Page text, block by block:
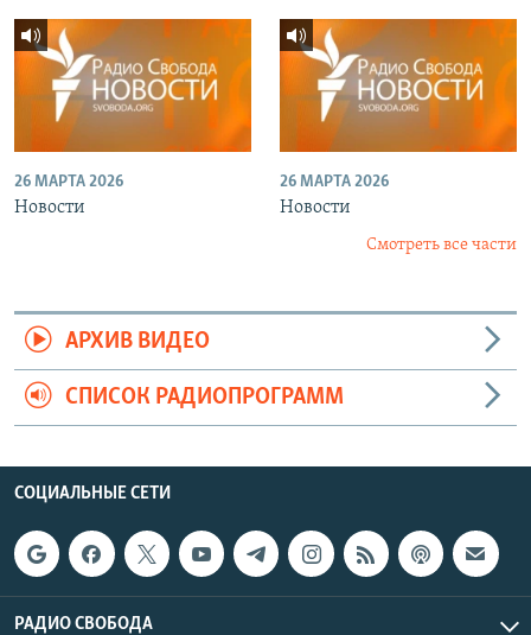
26 МАРТА 2026
Новости
26 МАРТА 2026
Новости
Смотреть все части
АРХИВ ВИДЕО
СПИСОК РАДИОПРОГРАММ
СОЦИАЛЬНЫЕ СЕТИ
РАДИО СВОБОДА